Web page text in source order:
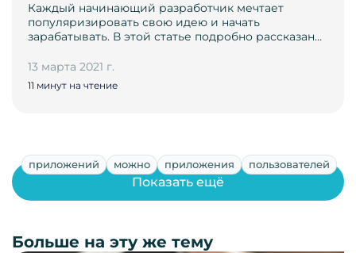
Каждый начинающий разработчик мечтает
популяризировать свою идею и начать
зарабатывать. В этой статье подробно рассказан…
13 марта 2021 г.
11 минут на чтение
приложений можно приложения пользователей
Показать ещё
Больше на эту же тему